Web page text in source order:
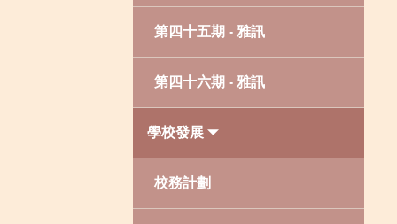
第四十五期 - 雅訊
第四十六期 - 雅訊
學校發展
校務計劃